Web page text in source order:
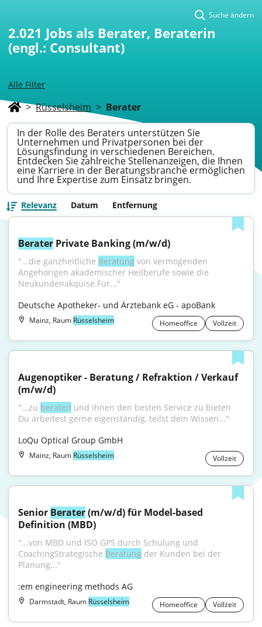
Alle Filter
Suche ändern
2.021 Jobs als Berater, Beraterin
(engl.: Consultant)
> Rüsselsheim > Berater
In der Rolle des Beraters unterstützen Sie
Unternehmen und Privatpersonen bei der
Lösungsfindung in verschiedenen Bereichen.
Entdecken Sie zahlreiche Stellenanzeigen, die Ihnen
eine Karriere in der Beratungsbranche ermöglichen
und Ihre Expertise zum Einsatz bringen.
Relevanz Datum Entfernung
Berater Private Banking (m/w/d)
"...die ganzheitliche Beratung von vermögenden
Angehörigen akademischer Heilberufe sowie die
Neukundenakquise.Für..."
Deutsche Apotheker- und Ärztebank eG - apoBank
Mainz, Raum Rüsselsheim Homeoffice Vollzeit
Augenoptiker - Beratung / Refraktion / Verkauf
(m/w/d)
"...zu beraten und ihnen den besten Service zu bieten
Du arbeitest gerne eigenständig, teilst dein Wissen..."
LoQu Optical Group GmbH
Mainz, Raum Rüsselsheim Vollzeit
Senior Berater (m/w/d) für Model-based
Definition (MBD)
"...von MBD und ISO GPS durch Schulung und
CoachingStrategische Beratung der Kunden bei der
Planung..."
:em engineering methods AG
Darmstadt, Raum Rüsselsheim Homeoffice Vollzeit